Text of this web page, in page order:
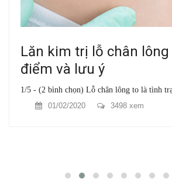
Lăn kim trị lỗ chân lông
điểm và lưu ý
1/5 - (2 bình chọn) Lỗ chân lông to là tình
01/02/2020
3498 xem